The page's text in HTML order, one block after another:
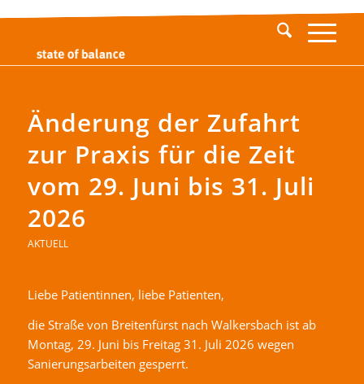
Änderung der Zufahrt
zur Praxis für die Zeit
vom 29. Juni bis 31. Juli
2026
AKTUELL
Liebe Patientinnen, liebe Patienten,
die Straße von Breitenfürst nach Walkersbach ist ab
Montag, 29. Juni bis Freitag 31. Juli 2026 wegen
Sanierungsarbeiten gesperrt.